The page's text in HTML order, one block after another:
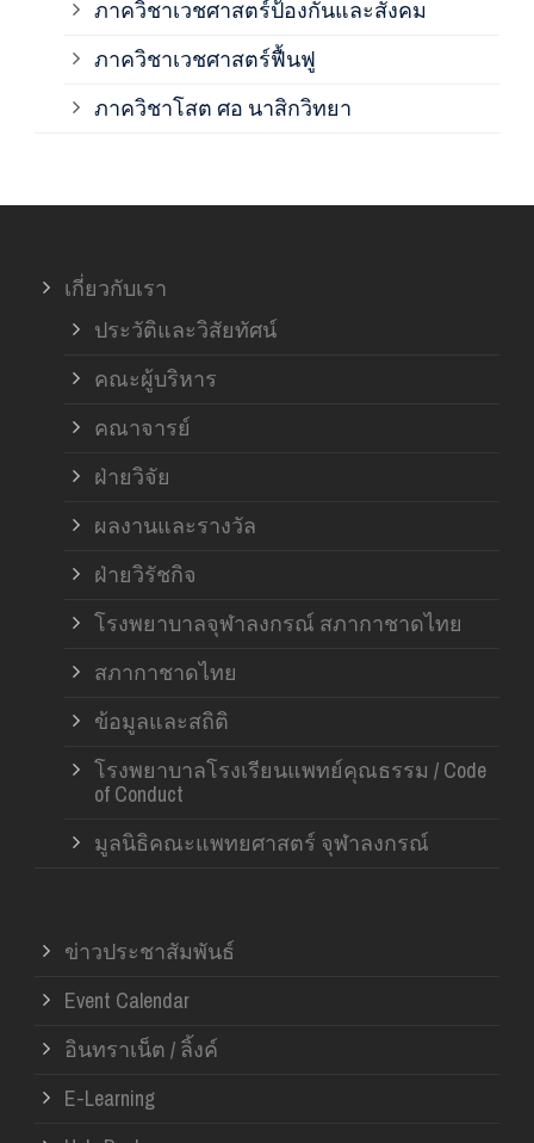
ภาควิชาเวชศาสตร์ป้องกันและสังคม
ภาควิชาเวชศาสตร์ฟื้นฟู
ภาควิชาโสต ศอ นาสิกวิทยา
เกี่ยวกับเรา
ประวัติและวิสัยทัศน์
คณะผู้บริหาร
คณาจารย์
ฝ่ายวิจัย
ผลงานและรางวัล
ฝ่ายวิรัชกิจ
โรงพยาบาลจุฬาลงกรณ์ สภากาชาดไทย
สภากาชาดไทย
ข้อมูลและสถิติ
โรงพยาบาลโรงเรียนแพทย์คุณธรรม / Code
of Conduct
มูลนิธิคณะแพทยศาสตร์ จุฬาลงกรณ์
ข่าวประชาสัมพันธ์
Event Calendar
อินทราเน็ต / ลิ้งค์
E-Learning